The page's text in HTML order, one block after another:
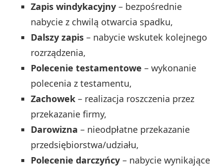
Zapis windykacyjny – bezpośrednie
nabycie z chwilą otwarcia spadku,
Dalszy zapis – nabycie wskutek kolejnego
rozrządzenia,
Polecenie testamentowe – wykonanie
polecenia z testamentu,
Zachowek – realizacja roszczenia przez
przekazanie firmy,
Darowizna – nieodpłatne przekazanie
przedsiębiorstwa/udziału,
Polecenie darczyńcy – nabycie wynikające